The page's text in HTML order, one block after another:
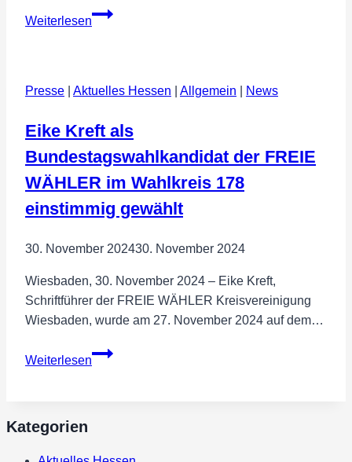
Weiterlesen
Cenk
FREIE
Hessen,
sich
für
bessere
in
Apotheken
ein
und
unterstützt
den
Presse Aktuelles Hessen Allgemein News
Eike Kreft als
Bundestagswahlkandidat der FREIE
WÄHLER im Wahlkreis 178
einstimmig gewählt
30. November 202430. November 2024
Wiesbaden, 30. November 2024 – Eike Kreft,
Schriftführer der FREIE WÄHLER Kreisvereinigung
Wiesbaden, wurde am 27. November 2024 auf dem…
Weiterlesen
Eike
Kategorien